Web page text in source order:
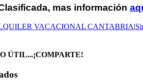
mas información
VACACIONAL CANTABRIA
ÚTIL...¡COMPARTE!